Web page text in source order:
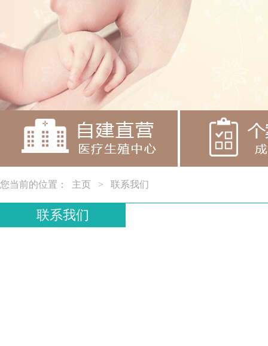
您当前的位置： 主页 > 联系我们
联系我们